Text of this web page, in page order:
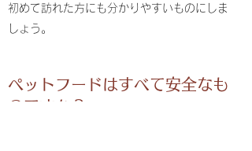
初めて訪れた方にも分かりやすいものにしま
しょう。
ペットフードはすべて安全なも
のですか？